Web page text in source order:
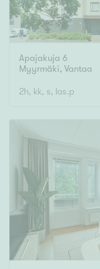
Apajakuja 6
Myyrmäki, Vantaa
2h, kk, s, las.p